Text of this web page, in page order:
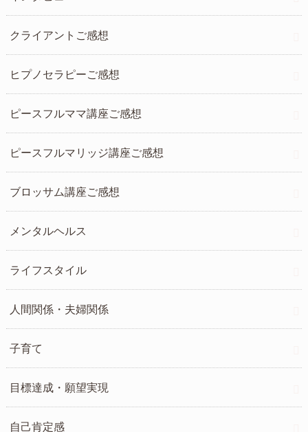
クライアントご感想
ヒプノセラピーご感想
ピースフルママ講座ご感想
ピースフルマリッジ講座ご感想
ブロッサム講座ご感想
メンタルヘルス
ライフスタイル
人間関係・夫婦関係
子育て
目標達成・願望実現
自己肯定感